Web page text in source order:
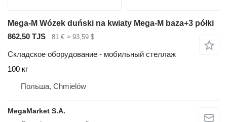
Mega-M Wózek duński na kwiaty Mega-M baza+3 półki
862,50 TJS
81 € ≈ 93,59 $
Складское оборудование - мобильный стеллаж
100 кг
Польша, Chmielów
MegaMarket S.A.